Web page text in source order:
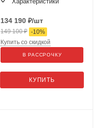
134 190 ₽/шт
149 100₽ -10%
КУПИТЬ
Купить со скидкой
В РАССРОЧКУ